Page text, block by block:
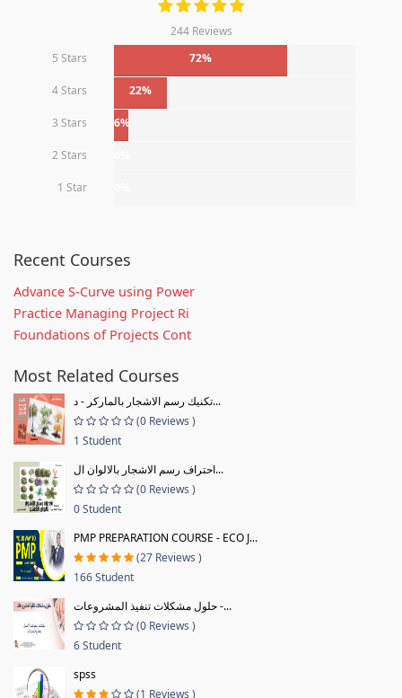
244 Reviews
5 Stars
72%
4 Stars 22%
3 Stars 6%
2 Stars
1 Star
Recent Courses
Advance S-Curve using Power
Practice Managing Project Ri
Foundations of Projects Cont
Most Related Courses
تكنيك رسم الاشجار بالماركر - د...
(0 Reviews )
1 Student
احتراف رسم الاشجار بالالوان ال...
(0 Reviews )
0 Student
PMP PREPARATION COURSE - ECO J...
(27 Reviews )
166 Student
حلول مشكلات تنفيذ المشروعات -...
(0 Reviews )
6 Student
spss
(1 Reviews )